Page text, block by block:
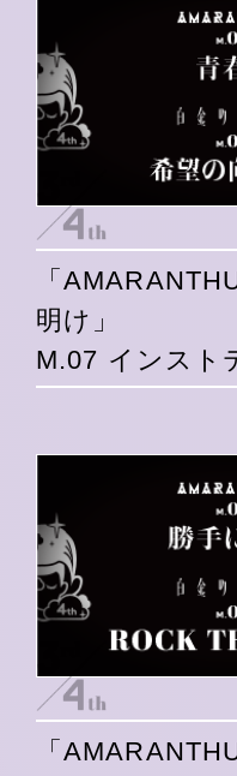
「
明け」
M.07 インスト
「